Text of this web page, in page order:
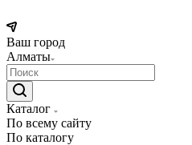
Ваш город
Алматы
Каталог
По всему сайту
По каталогу